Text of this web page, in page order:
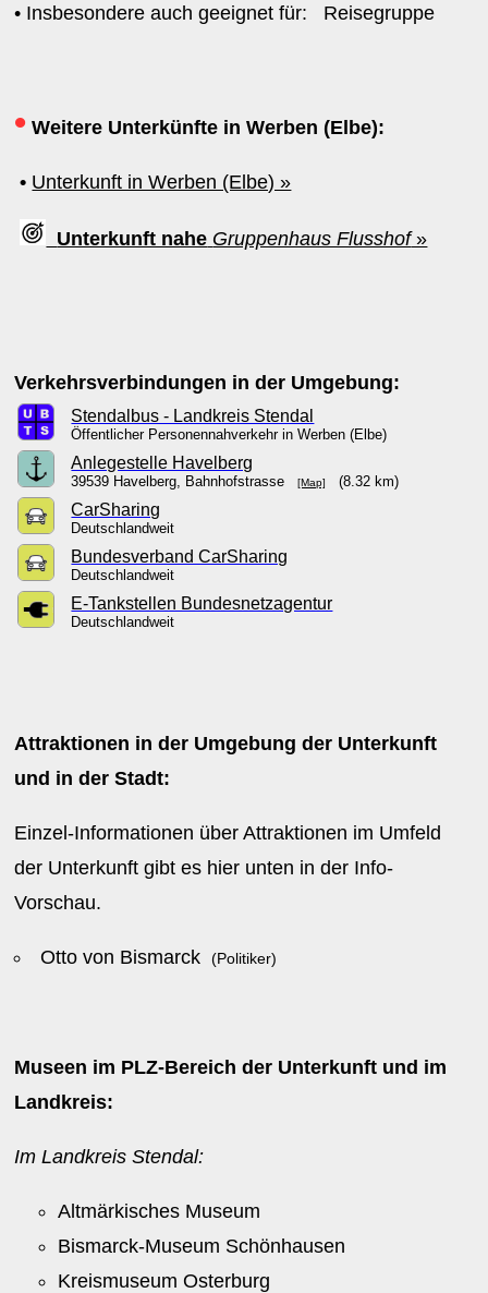
• Insbesondere auch geeignet für: Reisegruppe
• Weitere Unterkünfte in Werben (Elbe):
• Unterkunft in Werben (Elbe) »
Unterkunft nahe Gruppenhaus Flusshof»
Verkehrsverbindungen in der Umgebung:
Stendalbus - Landkreis Stendal
Öffentlicher Personennahverkehr in Werben (Elbe)
Anlegestelle Havelberg
39539 Havelberg, Bahnhofstrasse[Map] (8.32 km)
CarSharing
Deutschlandweit
Bundesverband CarSharing
Deutschlandweit
E-Tankstellen Bundesnetzagentur
Deutschlandweit
Attraktionen in der Umgebung der Unterkunft
und in der Stadt:
Einzel-Informationen über Attraktionen im Umfeld
der Unterkunft gibt es hier unten in der Info-
Vorschau.
Otto von Bismarck(Politiker)
Museen im PLZ-Bereich der Unterkunft und im
Landkreis:
Im Landkreis Stendal:
Altmärkisches Museum
Bismarck-Museum Schönhausen
Kreismuseum Osterburg